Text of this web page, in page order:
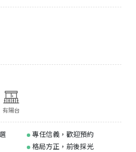
有陽台
專任信義，歡迎預約
格局方正，前後採光